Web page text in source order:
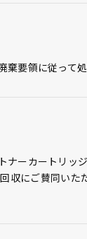
要領に従って処
ーカートリ
収にご賛同い